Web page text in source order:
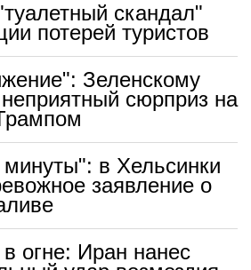
скандал"
потерей туристов
Зеленскому
сюрприз на
в Хельсинки
заявление о
огне: Иран нанес